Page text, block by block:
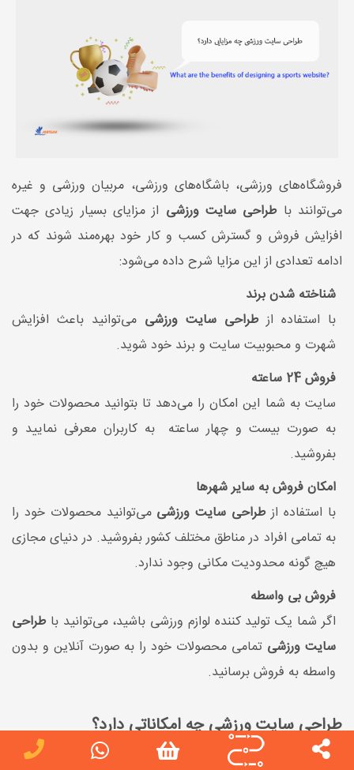
فروشگاه‌های ورزشی، باشگاه‌های ورزشی، مربیان ورزشی و غیره
می‌توانند باطراحی سایت ورزشی از مزایای بسیار زیادی جهت
افزایش فروش و گسترش کسب و کار خود بهره‌مند شوند که در
ادامه تعدادی از این مزایا شرح داده می‌شود:
شناخته شدن برند
با استفاده ازطراحی سایت ورزشی می‌توانید باعث افزایش
شهرت و محبوبیت سایت و برند خود شوید.
فروش 24 ساعته
سایت به شما این امکان را می‌دهد تا بتوانید محصولات خود را
به صورت بیست و چهار ساعته به کاربران معرفی نمایید و
بفروشید.
امکان فروش به سایر شهرها
با استفاده ازطراحی سایت ورزشی می‌توانید محصولات خود را
به تمامی افراد در مناطق مختلف کشور بفروشید. در دنیای مجازی
هیچ گونه محدودیت مکانی وجود ندارد.
فروش بی واسطه
اگر شما یک تولید کننده لوازم ورزشی باشید، می‌توانید باطراحی
سایت ورزشی تمامی محصولات خود را به صورت آنلاین و بدون
واسطه به فروش برسانید.
طراحی سایت ورزشی چه امکاناتی دارد؟